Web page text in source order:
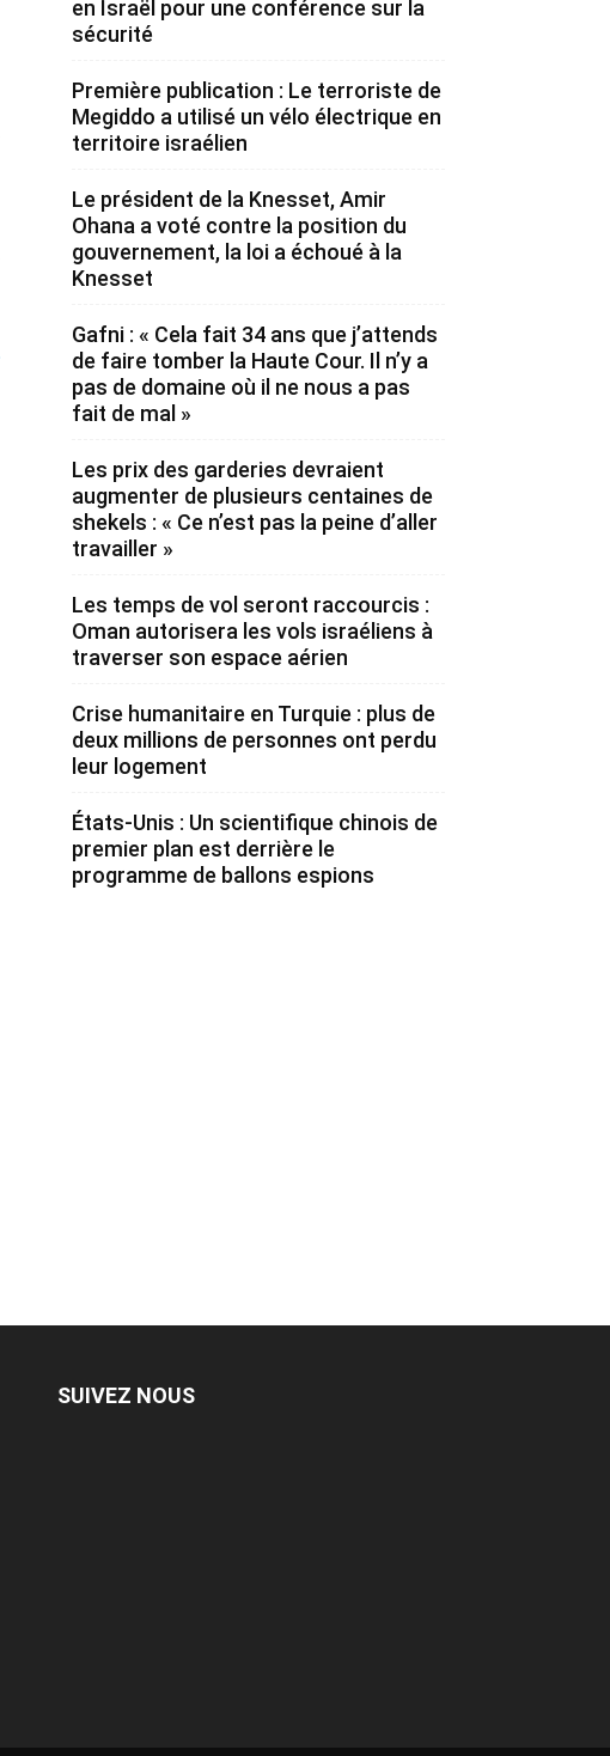
en Israël pour une conférence sur la
sécurité
Première publication : Le terroriste de
Megiddo a utilisé un vélo électrique en
territoire israélien
Le président de la Knesset, Amir
Ohana a voté contre la position du
gouvernement, la loi a échoué à la
Knesset
Gafni : « Cela fait 34 ans que j’attends
de faire tomber la Haute Cour. Il n’y a
pas de domaine où il ne nous a pas
fait de mal »
Les prix des garderies devraient
augmenter de plusieurs centaines de
shekels : « Ce n’est pas la peine d’aller
travailler »
Les temps de vol seront raccourcis :
Oman autorisera les vols israéliens à
traverser son espace aérien
Crise humanitaire en Turquie : plus de
deux millions de personnes ont perdu
leur logement
États-Unis : Un scientifique chinois de
premier plan est derrière le
programme de ballons espions
SUIVEZ NOUS